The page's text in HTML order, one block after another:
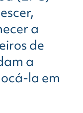
a
de
a
la em